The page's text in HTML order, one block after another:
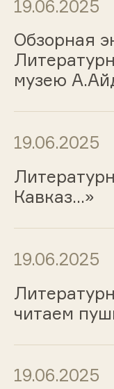
19.06.2025
Обзорная
музею
19.06.2025
Кавказ…»
19.06.2025
читаем
19.06.2025